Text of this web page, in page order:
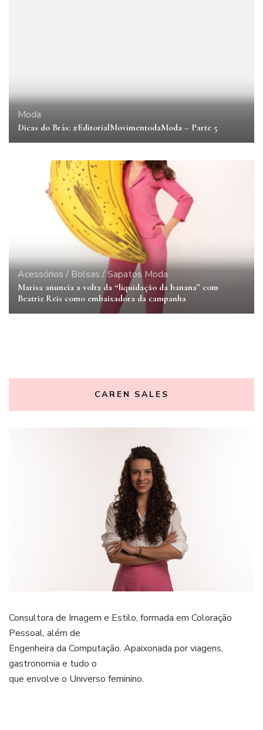
Moda
Dicas do Brás: #EditorialMovimentodaModa – Parte 5
Acessórios / Bolsas / Sapatos Moda
Marisa anuncia a volta da “liquidação da banana” com
Beatriz Reis como embaixadora da campanha
CAREN SALES
Consultora de Imagem e Estilo, formada em Coloração
Pessoal, além de
Engenheira da Computação. Apaixonada por viagens,
gastronomia e tudo o
que envolve o Universo feminino.